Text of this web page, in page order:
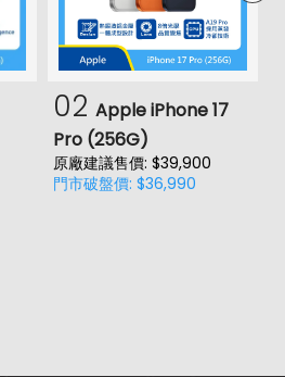
02 Apple iPhone 17
Pro (256G)
原廠建議售價: $39,900
門市破盤價: $36,990